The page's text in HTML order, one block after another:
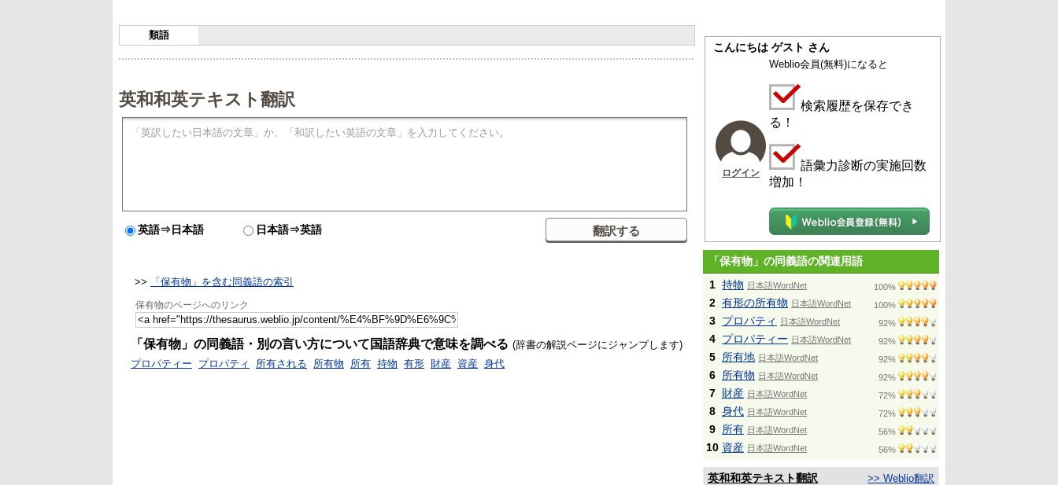
類語
英和和英テキスト翻訳
英語⇒日本語 日本語⇒英語
>> 「保有物」を含む同義語の索引
保有物のページへのリンク
「保有物」の同義語・別の言い方について国語辞典で意味を調べる (辞書の解説ページにジャンプします)
プロパティー
プロパティ 所有される 所有物 所有 持物 有形 財産 資産 身代
こんにちは ゲスト さん
ログイン
Weblio会員(無料)になると
検索履歴を保存でき
る！
語彙力診断の実施回数
増加！
「保有物」の同義語の関連用語
1 持物 日本語WordNet 100%
2 有形の所有物 日本語WordNet 100%
3 プロパティ 日本語WordNet 92%
4 プロパティー 日本語WordNet 92%
5 所有地 日本語WordNet 92%
6 所有物 日本語WordNet 92%
7 財産 日本語WordNet 72%
8 身代 日本語WordNet 72%
9 所有 日本語WordNet 56%
10 資産 日本語WordNet 56%
英和和英テキスト翻訳 >> Weblio翻訳